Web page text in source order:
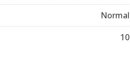
Normal
10